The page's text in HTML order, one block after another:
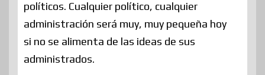
políticos. Cualquier político, cualquier
administración será muy, muy pequeña hoy
si no se alimenta de las ideas de sus
administrados.